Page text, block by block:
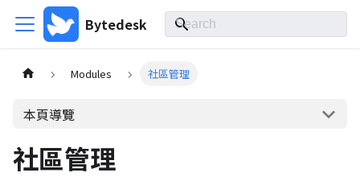
Bytedesk
Modules 社區管理
本頁導覽
社區管理